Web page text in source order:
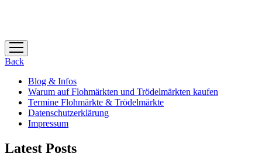
Menü
öffnen
Back
Blog & Infos
Warum auf Flohmärkten und Trödelmärkten kaufen
Termine Flohmärkte & Trödelmärkte
Datenschutzerklärung
Impressum
Latest Posts